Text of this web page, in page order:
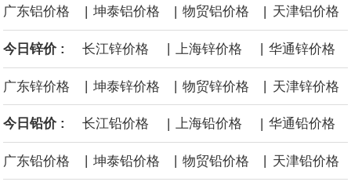
黄金价格有望录得自今年1月以来最大单周涨幅。油价走弱为金价提
供支撑，同时投资者正等待美国非农就业数据，以寻找美国利率前
景的线索。StoneX高级分析师马特·辛普森表示，中东和平前景改善
令市场通胀预期下降，推动黄金价格从此前持续数周、位于4000美
元上方的盘整区间中进一步上涨。
广东铝价格 | 坤泰铝价格 | 物贸铝价格 | 天津铝价格
今日锌价 : 长江锌价格 上海锌价格 华通锌价格
广东锌价格 | 坤泰锌价格 | 物贸锌价格 | 天津锌价格
今日铅价 : 长江铅价格 | 上海铅价格 | 华通铅价格
广东铅价格 坤泰铅价格 物贸铅价格 天津铅价格